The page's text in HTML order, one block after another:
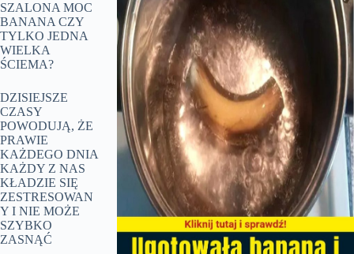
SZALONA MOC
BANANA CZY
TYLKO JEDNA
WIELKA
ŚCIEMA?
DZISIEJSZE
CZASY
POWODUJĄ, ŻE
PRAWIE
KAŻDEGO DNIA
KAŻDY Z NAS
KŁADZIE SIĘ
ZESTRESOWAN
Y I NIE MOŻE
SZYBKO
ZASNĄĆ